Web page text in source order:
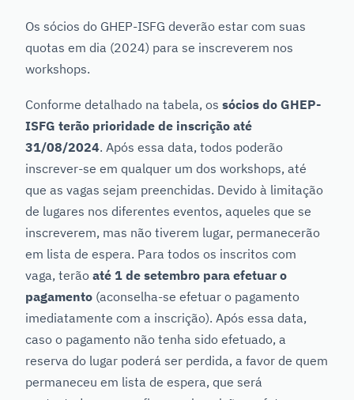
Os sócios do GHEP-ISFG deverão estar com suas
quotas em dia (2024) para se inscreverem nos
workshops.
Conforme detalhado na tabela, os sócios do GHEP-
ISFG terão prioridade de inscrição até
31/08/2024. Após essa data, todos poderão
inscrever-se em qualquer um dos workshops, até
que as vagas sejam preenchidas. Devido à limitação
de lugares nos diferentes eventos, aqueles que se
inscreverem, mas não tiverem lugar, permanecerão
em lista de espera. Para todos os inscritos com
vaga, terão até 1 de setembro para efetuar o
pagamento (aconselha-se efetuar o pagamento
imediatamente com a inscrição). Após essa data,
caso o pagamento não tenha sido efetuado, a
reserva do lugar poderá ser perdida, a favor de quem
permaneceu em lista de espera, que será